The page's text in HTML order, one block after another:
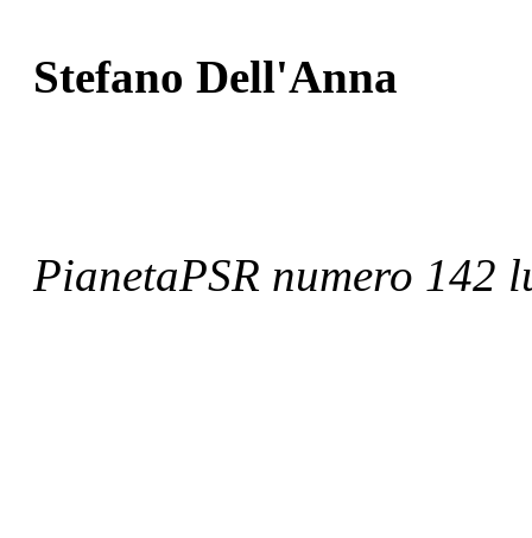
Stefano Dell'Anna
PianetaPSR numero 142